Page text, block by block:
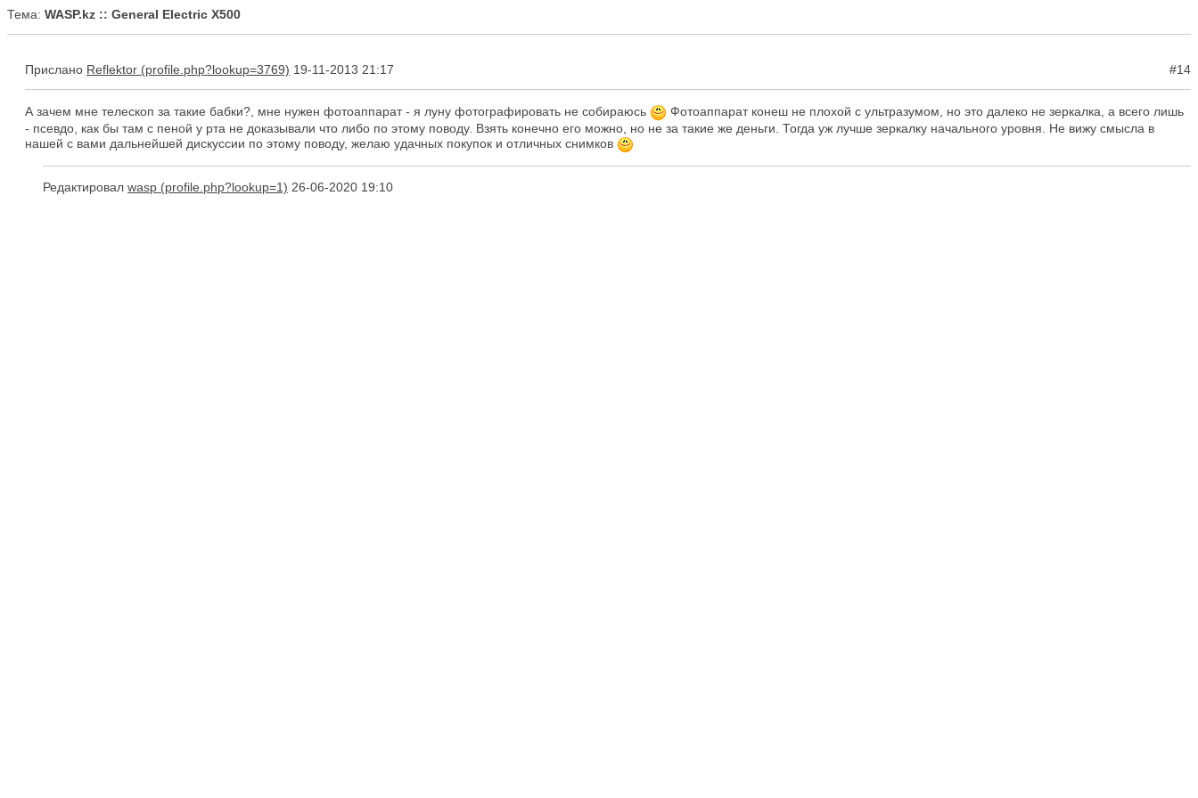
Тема: WASP.kz :: General Electric X500
Прислано Reflektor 19-11-2013 21:17 #14
А зачем мне телескоп за такие бабки?, мне нужен фотоаппарат - я луну фотографировать не собираюсь
Фотоаппарат конеш не плохой с ультразумом, но это далеко не зеркалка, а всего лишь
- псевдо, как бы там с пеной у рта не доказывали что либо по этому поводу. Взять конечно его можно, но не за такие же деньги. Тогда уж лучше зеркалку начального уровня. Не вижу смысла в
нашей с вами дальнейшей дискуссии по этому поводу, желаю удачных покупок и отличных снимков
Редактировал wasp 26-06-2020 19:10